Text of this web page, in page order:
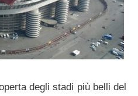
degli stadi più belli del